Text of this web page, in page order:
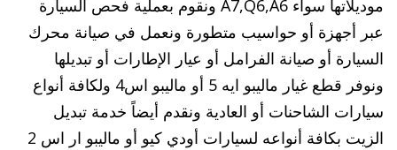
موديلاتها سواء A7,Q6,A6 ونقوم بعملية فحص السيارة
عبر أجهزة أو حواسيب متطورة ونعمل في صيانة محرك
السيارة أو صيانة الفرامل أو عيار الإطارات أو تبديلها
ونوفر قطع غيار ماليبو ايه 5 أو ماليبو اس4 ولكافة أنواع
سيارات الشاحنات أو العادية ونقدم أيضاً خدمة تبديل
الزيت بكافة أنواعه لسيارات أودي كيو أو ماليبو ار اس 2